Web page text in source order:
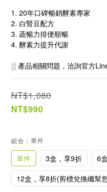
1. 20年口碑暢銷酵素專家
2. 白腎豆配方
3. 蔬暢力排便順暢
4. 酵素力提升代謝
░ 產品相關問題，洽詢官方
NT$1,080
NT$990
組合 : 單件
單件 3盒，享9折
6
12盒，享8折(剪標兌換纖幫